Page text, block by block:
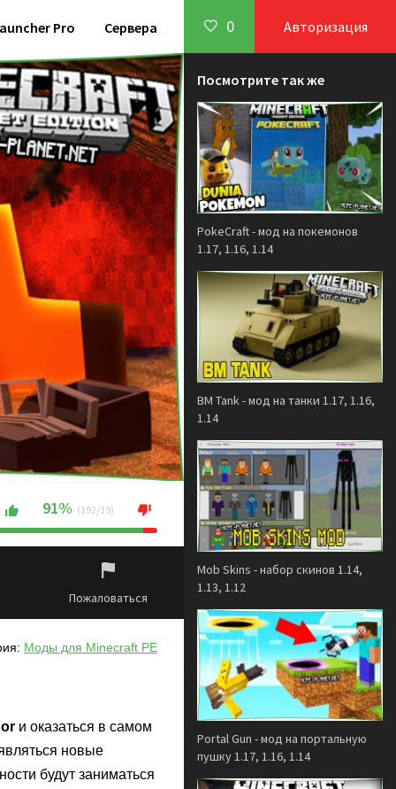
Pro Сервера 0 Авторизация
91% (192/19)
Пожаловаться
Моды для Minecraft PE
и оказаться в самом
новые
будут заниматься
Посмотрите так же
PokeCraft - мод на покемонов
1.17, 1.16, 1.14
BM Tank - мод на танки 1.17, 1.16,
1.14
Mob Skins - набор скинов 1.14,
1.13, 1.12
Portal Gun - мод на портальную
пушку 1.17, 1.16, 1.14